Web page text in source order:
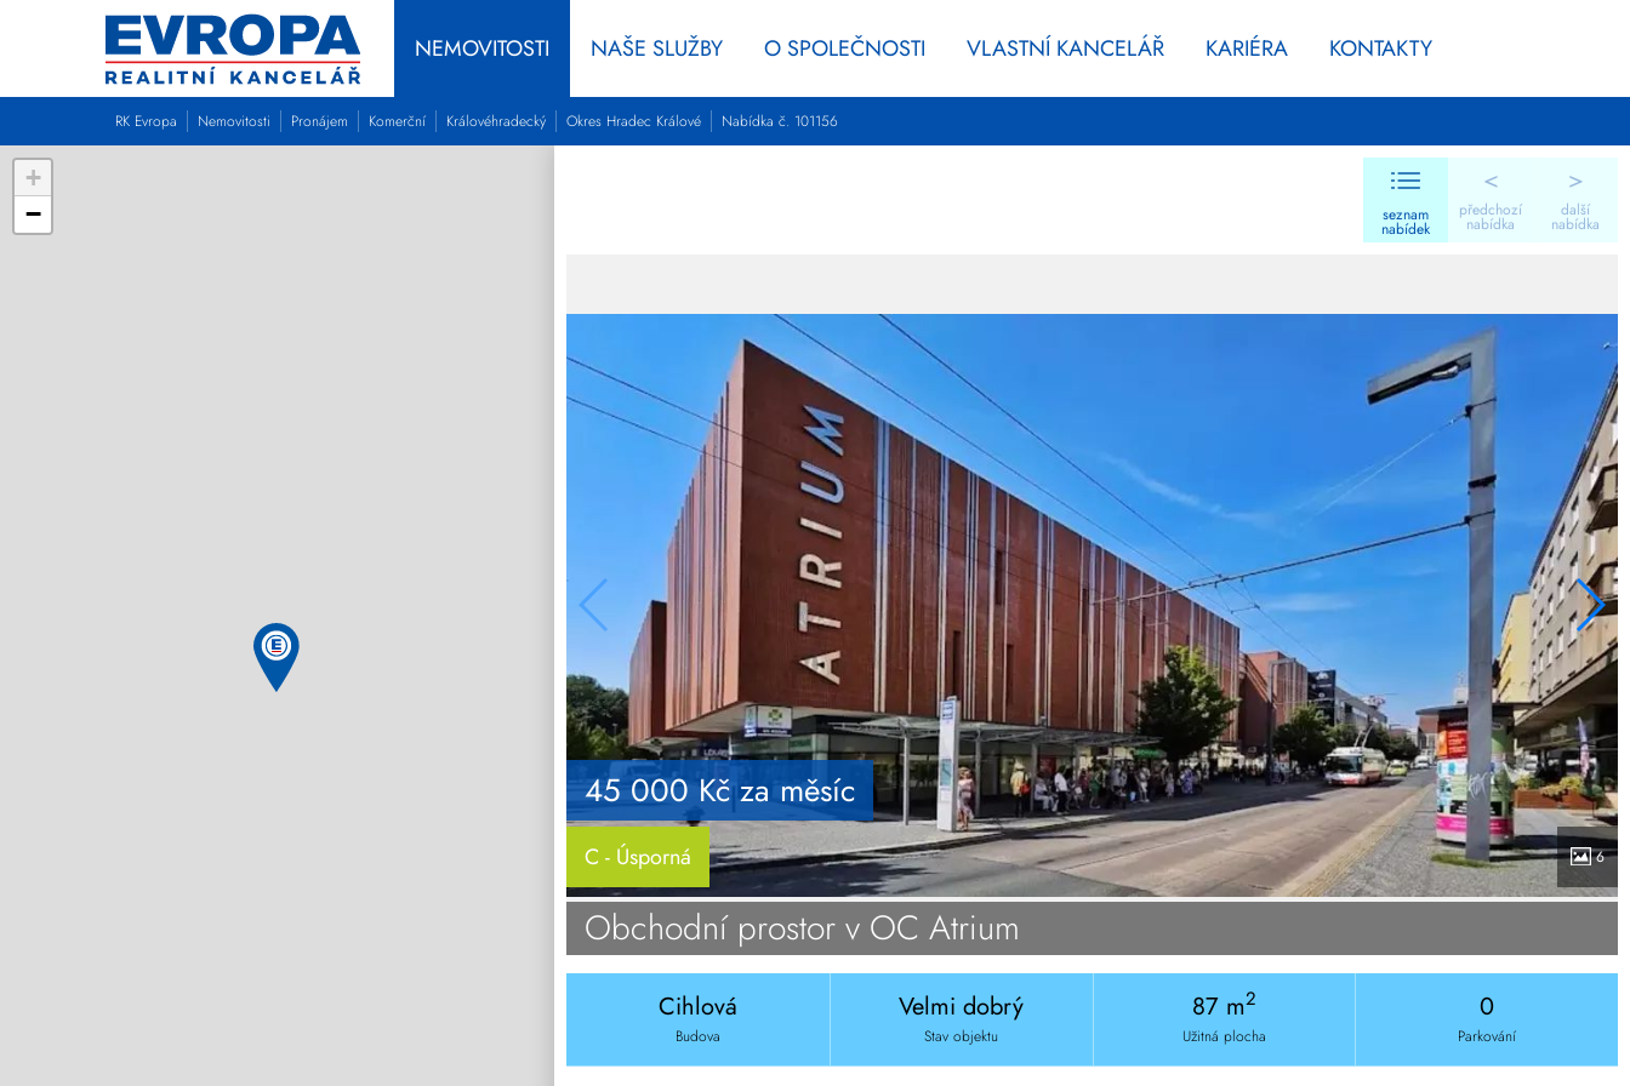
NEMOVITOSTI NAŠE SLUŽBY O SPOLEČNOSTI VLASTNÍ KANCELÁŘ KARIÉRA KONTAKTY
RK Evropa Nemovitosti Pronájem Komerční Královéhradecký Okres Hradec Králové Nabídka č. 101156
+
−
<
předchozí
nabídka
seznam
nabídek
>
další
nabídka
45 000 Kč za měsíc
C - Úsporná 6
Obchodní prostor v OC Atrium
Cihlová
Budova
Velmi dobrý
Stav objektu
87 m2
Užitná plocha
0
Parkování